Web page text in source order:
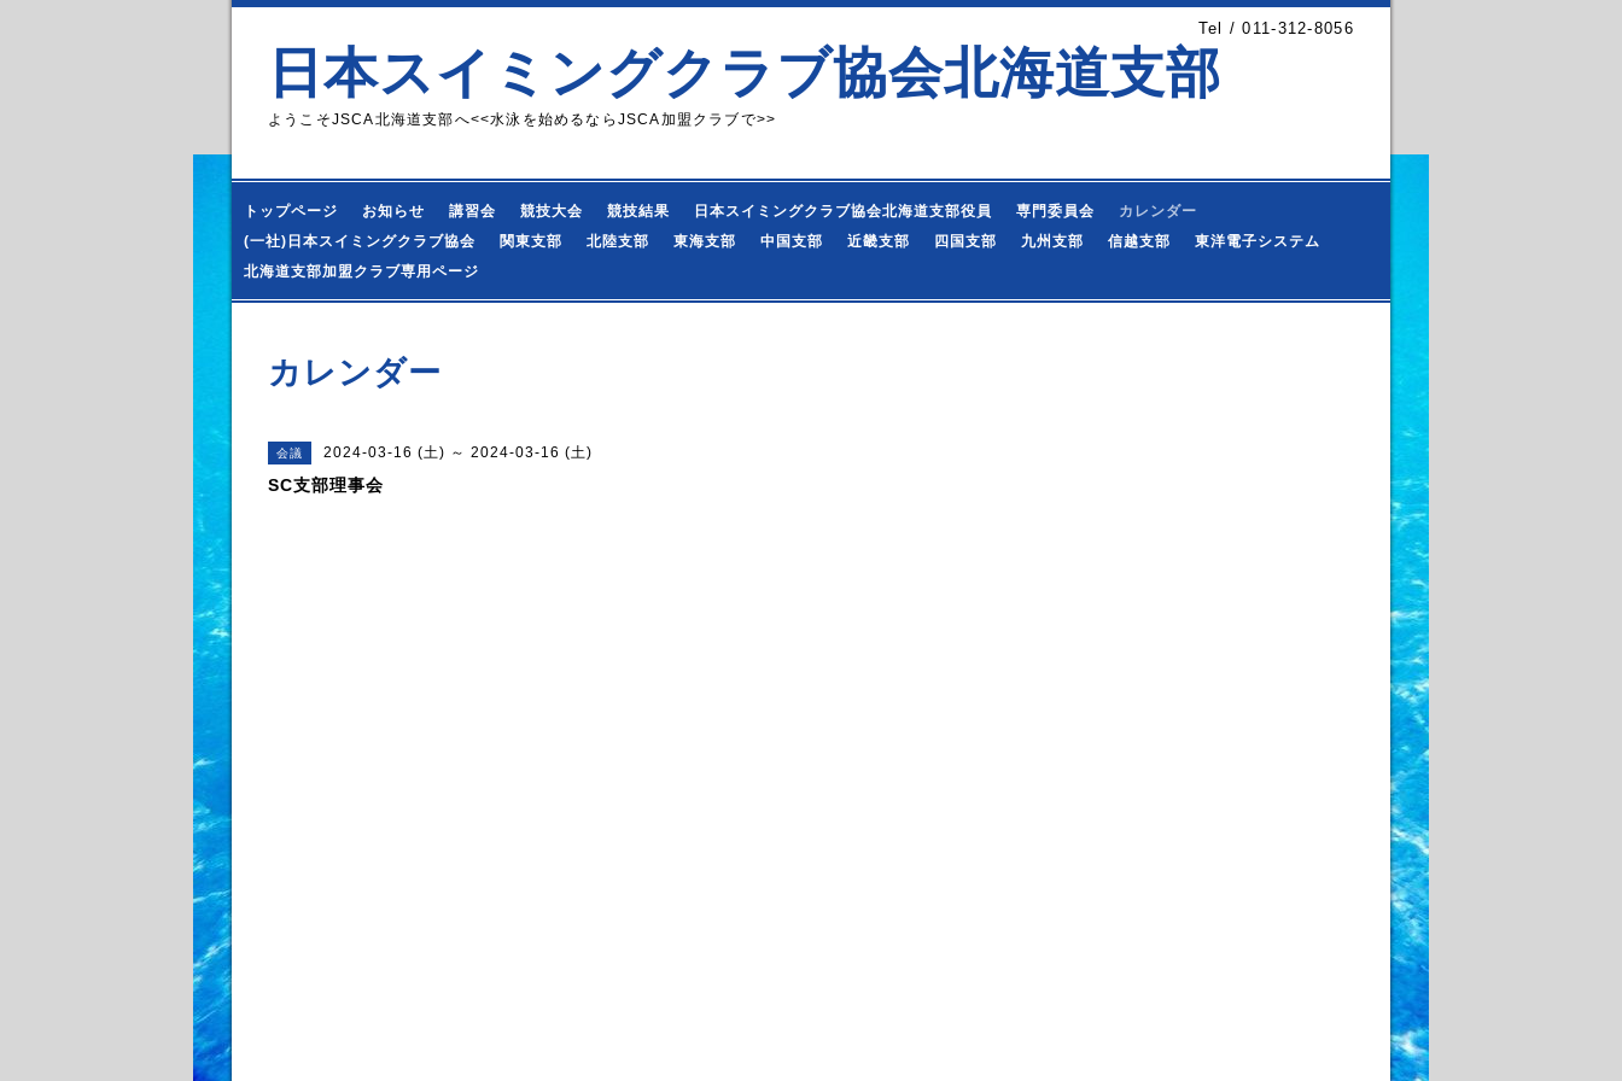
Tel / 011-312-8056
日本スイミングクラブ協会北海道支部
ようこそJSCA北海道支部へ<<水泳を始めるならJSCA加盟クラブで>>
トップページ お知らせ 講習会 競技大会 競技結果 日本スイミングクラブ協会北海道支部役員 専門委員会
カレンダー
(一社)日本スイミングクラブ協会
関東支部 北陸支部 東海支部 中国支部 近畿支部 四国支部 九州支部 信越支部
東洋電子システム
北海道支部加盟クラブ専用ページ
カレンダー
会議 2024-03-16 (土) ～ 2024-03-16 (土)
SC支部理事会